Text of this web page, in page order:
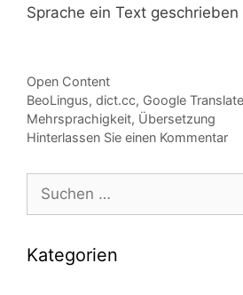
Sprache ein Text
Kategorien
Open Content
Tags
BeoLingus, dict.cc, Google Translate
Mehrsprachigkeit, Übersetzung
Hinterlassen Sie einen Kommentar
Suche
nach:
Kategorien